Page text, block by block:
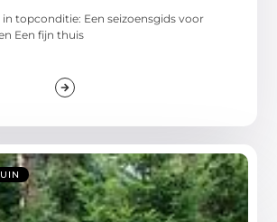
topconditie: Een seizoensgids voor
Een fijn thuis